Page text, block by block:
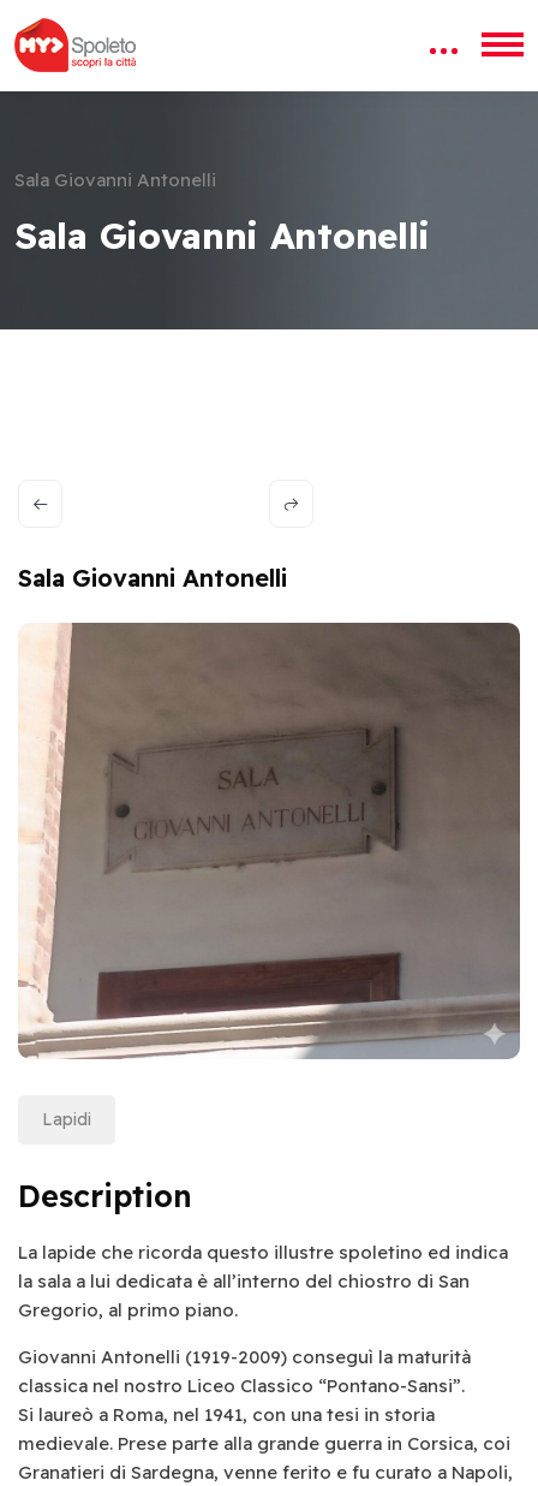
Sala Giovanni Antonelli
Sala Giovanni Antonelli
Sala Giovanni Antonelli
Lapidi
Description
La lapide che ricorda questo illustre spoletino ed indica
la sala a lui dedicata è all’interno del chiostro di San
Gregorio, al primo piano.
Giovanni Antonelli (1919-2009) conseguì la maturità
classica nel nostro Liceo Classico “Pontano-Sansi”.
Si laureò a Roma, nel 1941, con una tesi in storia
medievale. Prese parte alla grande guerra in Corsica, coi
Granatieri di Sardegna, venne ferito e fu curato a Napoli,